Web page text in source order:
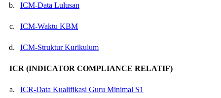
b. ICM-Data Lulusan
c. ICM-Waktu KBM
d. ICM-Struktur Kurikulum
ICR (INDICATOR COMPLIANCE RELATIF)
a. ICR-Data Kualifikasi Guru Minimal S1